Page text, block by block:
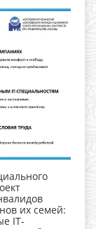
их семей:
IT-